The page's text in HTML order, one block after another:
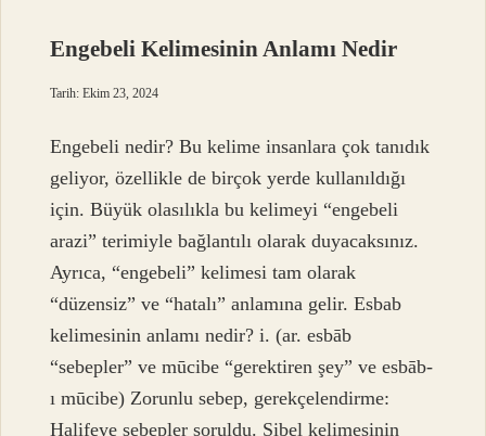
Engebeli Kelimesinin Anlamı Nedir
Tarih: Ekim 23, 2024
Engebeli nedir? Bu kelime insanlara çok tanıdık
geliyor, özellikle de birçok yerde kullanıldığı
için. Büyük olasılıkla bu kelimeyi “engebeli
arazi” terimiyle bağlantılı olarak duyacaksınız.
Ayrıca, “engebeli” kelimesi tam olarak
“düzensiz” ve “hatalı” anlamına gelir. Esbab
kelimesinin anlamı nedir? i. (ar. esbāb
“sebepler” ve mūcibe “gerektiren şey” ve esbāb-
ı mūcibe) Zorunlu sebep, gerekçelendirme:
Halifeye sebepler soruldu. Sibel kelimesinin